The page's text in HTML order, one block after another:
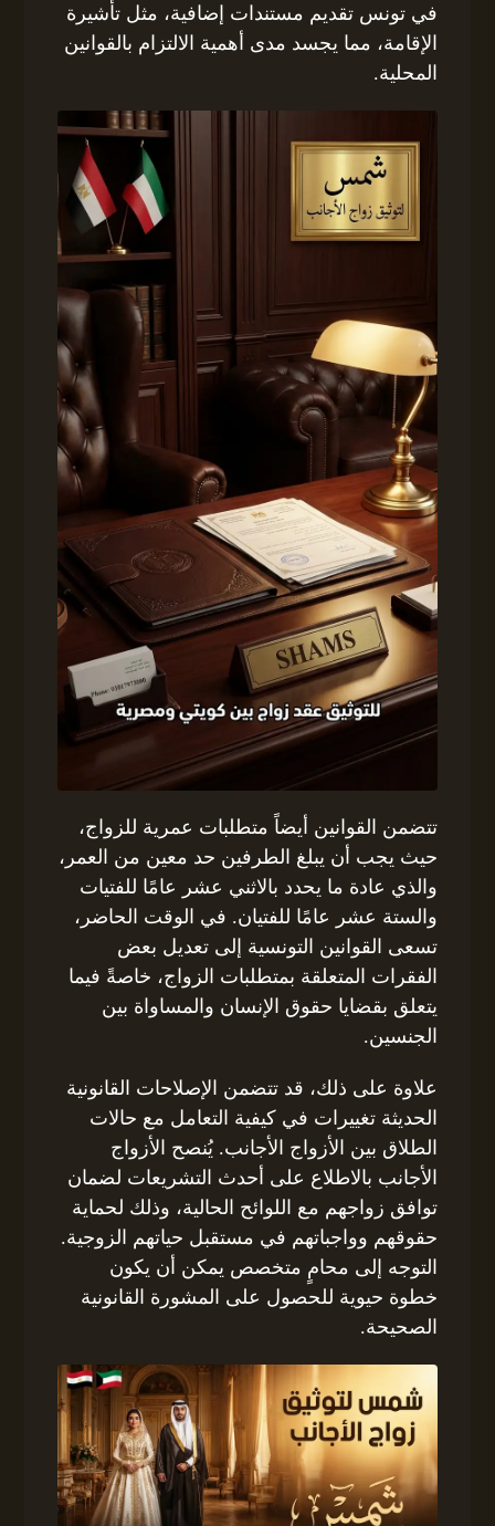
في تونس تقديم مستندات إضافية، مثل تأشيرة
الإقامة، مما يجسد مدى أهمية الالتزام بالقوانين
المحلية.
تتضمن القوانين أيضاً متطلبات عمرية للزواج،
حيث يجب أن يبلغ الطرفين حد معين من العمر،
والذي عادة ما يحدد بالاثني عشر عامًا للفتيات
والستة عشر عامًا للفتيان. في الوقت الحاضر،
تسعى القوانين التونسية إلى تعديل بعض
الفقرات المتعلقة بمتطلبات الزواج، خاصةً فيما
يتعلق بقضايا حقوق الإنسان والمساواة بين
الجنسين.
علاوة على ذلك، قد تتضمن الإصلاحات القانونية
الحديثة تغييرات في كيفية التعامل مع حالات
الطلاق بين الأزواج الأجانب. يُنصح الأزواج
الأجانب بالاطلاع على أحدث التشريعات لضمان
توافق زواجهم مع اللوائح الحالية، وذلك لحماية
حقوقهم وواجباتهم في مستقبل حياتهم الزوجية.
التوجه إلى محامٍ متخصص يمكن أن يكون
خطوة حيوية للحصول على المشورة القانونية
الصحيحة.